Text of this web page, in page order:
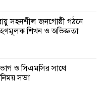
সহনশীল জনগোষ্ঠী গঠনে
শিখন ও অভিজ্ঞতা
ও সিএমসির সাথে
সভা